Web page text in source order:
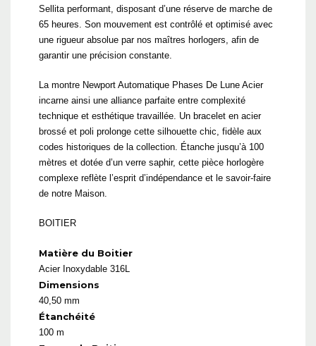
Sellita performant, disposant d’une réserve de marche de
65 heures. Son mouvement est contrôlé et optimisé avec
une rigueur absolue par nos maîtres horlogers, afin de
garantir une précision constante.
La montre Newport Automatique Phases De Lune Acier
incarne ainsi une alliance parfaite entre complexité
technique et esthétique travaillée. Un bracelet en acier
brossé et poli prolonge cette silhouette chic, fidèle aux
codes historiques de la collection. Étanche jusqu’à 100
mètres et dotée d’un verre saphir, cette pièce horlogère
complexe reflète l’esprit d’indépendance et le savoir-faire
de notre Maison.
BOITIER
Matière du Boitier
Acier Inoxydable 316L
Dimensions
40,50 mm
Étanchéité
100 m